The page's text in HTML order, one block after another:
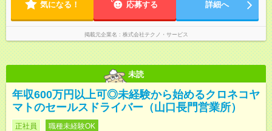
気になる！ 応募する 詳細へ
掲載元企業名 株式会社テクノ・サービス
未読
年収600万円以上可◎未経験から始めるクロネコヤ
マトのセールスドライバー（山口長門営業所）
正社員 職種未経験OK